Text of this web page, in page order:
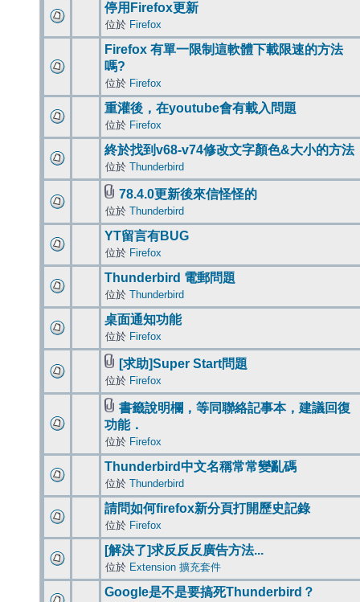
停用Firefox更新
位於 Firefox
Firefox 有單一限制這軟體下載限速的方法
嗎?
位於 Firefox
重灌後，在youtube會有載入問題
位於 Firefox
終於找到v68-v74修改文字顏色&大小的方法
位於 Thunderbird
78.4.0更新後來信怪怪的
位於 Thunderbird
YT留言有BUG
位於 Firefox
Thunderbird 電郵問題
位於 Thunderbird
桌面通知功能
位於 Firefox
[求助]Super Start問題
位於 Firefox
書籤說明欄，等同聯絡記事本，建議回復
功能．
位於 Firefox
Thunderbird中文名稱常常變亂碼
位於 Thunderbird
請問如何firefox新分頁打開歷史記錄
位於 Firefox
[解決了]求反反反廣告方法...
位於 Extension 擴充套件
Google是不是要搞死Thunderbird？